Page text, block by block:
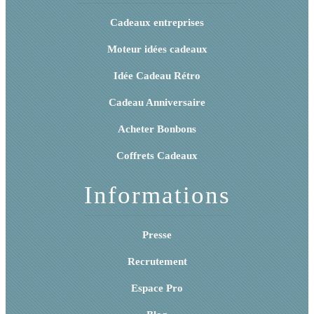
Cadeaux entreprises
Moteur idées cadeaux
Idée Cadeau Rétro
Cadeau Anniversaire
Acheter Bonbons
Coffrets Cadeaux
Informations
Presse
Recrutement
Espace Pro